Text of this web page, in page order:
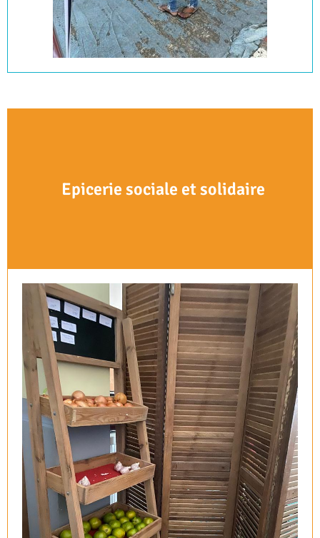
Epicerie sociale et solidaire